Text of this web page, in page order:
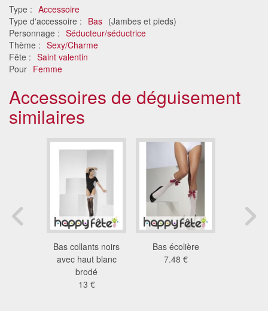
Type : Accessoire
Type d'accessoire : Bas (Jambes et pieds)
Personnage : Séducteur/séductrice
Thème : Sexy/Charme
Fête : Saint valentin
Pour Femme
Accessoires de déguisement
similaires
Bas collants noirs
avec haut blanc
brodé
13 €
Bas écolière
7.48 €